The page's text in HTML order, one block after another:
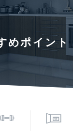
めポイント